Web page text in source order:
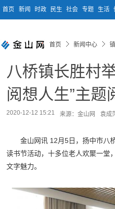
首页 新闻 时政 民生 社会 专题 生活
首页 新闻中心
八桥镇长胜村
阅想人生”主题
2020-12-12 15:21 来源：金山网 袁成
金山网讯 12月5日，扬中市八
读书节活动，十多位老人欢聚一堂
文字魅力。